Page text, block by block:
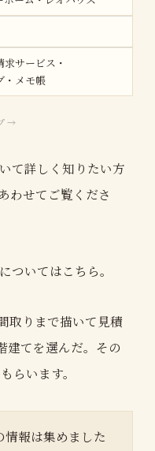
サービス・
・メモ帳
て詳しく知りたい方
わせてご覧くださ
ついてはこちら。
取りまで描いて見積
建てを選んだ。その
らいます。
情報は集めました